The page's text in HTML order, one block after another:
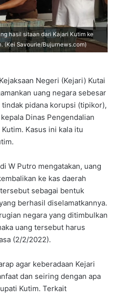
hasil sitaan dari Kajari Kutim ke
(Kei Savourie/Bujurnews.com)
Negeri (Kejari) Kutai
uang negara sebesar
pidana korupsi (tipikor),
Dinas Pengendalian
Kutim. Kasus ini kala itu
W Putro mengatakan, uang
ke kas daerah
sebagai bentuk
berhasil diselamatkannya.
negara yang ditimbulkan
uang tersebut harus
(2/2/2022).
agar keberadaan Kejari
dan seiring dengan apa
Kutim. Terkait